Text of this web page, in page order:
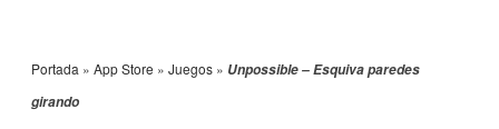
Portada » App Store » Juegos » Unpossible – Esquiva paredes
girando